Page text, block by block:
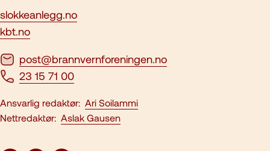
slokkeanlegg.no
kbt.no
post@brannvernforeningen.no
23 15 71 00
Ansvarlig redaktør: Ari Soilammi
Nettredaktør: Aslak Gausen